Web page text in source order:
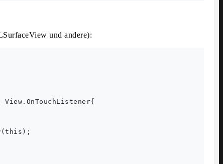
und andere):